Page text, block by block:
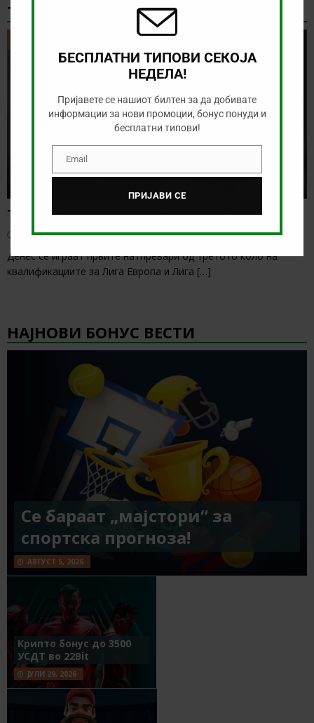
ТИКЕТ НА ДЕНОТ
Тикет на денот (четврток, 06.08.2026)
август 6, 2026
Денес се играат првите натпревари од третото коло на
квалификациите за Лига Европа и Лига […]
НАЈНОВИ БОНУС ВЕСТИ
Се бараат „мајстори“ за
спортска прогноза!
АВГУСТ 5, 2026
Крипто бонус до 3500
УСДТ во 22Bit
ЈУЛИ 29, 2026
БЕСПЛАТНИ ТИПОВИ СЕКОЈА
НЕДЕЛА!
Пријавете се нашиот билтен за да добивате
информации за нови промоции, бонус понуди и
бесплатни типови!
EmailEmail
ПРИЈАВИ СЕ